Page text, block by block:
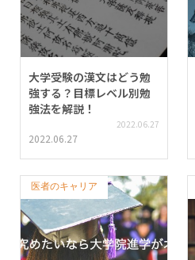
大学受験の漢文はどう勉
強する？目標レベル別勉
強法を解説！
2022.06.27
2022.06.27
医者のキャリア